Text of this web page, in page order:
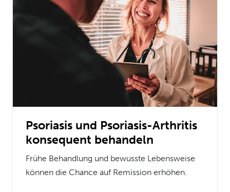
Psoriasis und Psoriasis-Arthritis
konsequent behandeln
Frühe Behandlung und bewusste Lebensweise
können die Chance auf Remission erhöhen.